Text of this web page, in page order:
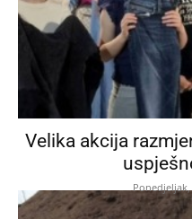
Velika akcija